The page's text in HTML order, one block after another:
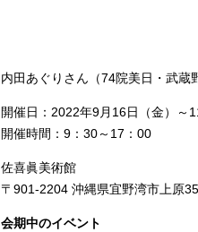
内田あぐりさん（74院美日・武蔵
開催日：2022年9月16日（金）～
開催時間：9：30～17：00
佐喜眞美術館
〒901-2204 沖縄県宜野湾市上原
会期中のイベント